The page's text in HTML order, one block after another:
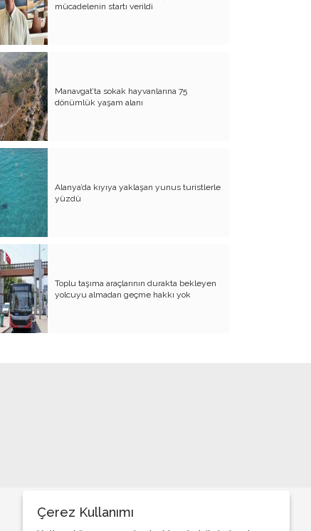
Canım Yurdum İnsanları - 1
Bu Yazım Sözde Değil Özde
Müslüman Olan Ülkeler İçindir!!
Aileme Duyduğum Özlem
Kırtasiye Vurgunu
Dijital Çağın Çocukları
Sıcak, Sıcak Çok Sıcak !!
FİKRET OTYAM’IN ANISINA
BİZDE KAÇ ROWAN VAR ACABA?
SANA NE!!
KADIN CİNAYETLERİNE FARKLI BİR
BAKIŞ
SUYUMUZ ISINIYOR
GÜVEN DUYMADIKLARIM
mücadelenin startı verildi
Manavgat’ta sokak hayvanlarına 75
dönümlük yaşam alanı
Alanya’da kıyıya yaklaşan yunus turistlerle
yüzdü
Toplu taşıma araçlarının durakta bekleyen
yolcuyu almadan geçme hakkı yok
Çerez Kullanımı